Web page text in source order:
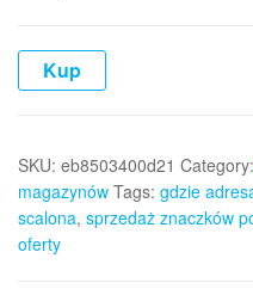
Kup
SKU: eb8503400d21 Category:
magazynów Tags: gdzie
scalona, sprzedaż znaczków
oferty